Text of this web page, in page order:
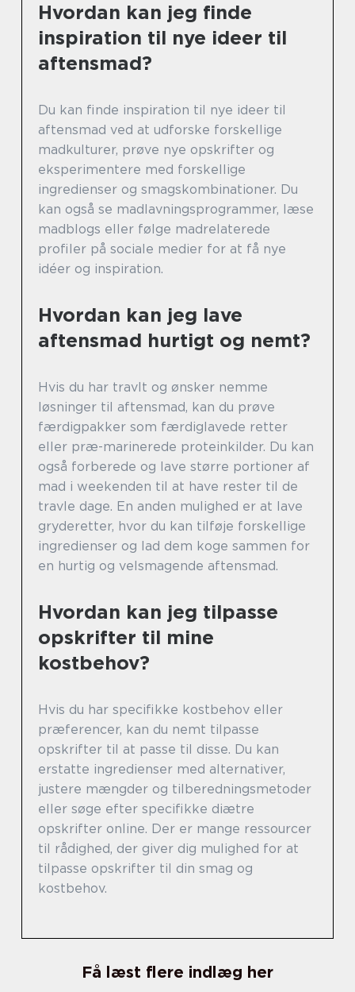
Hvordan kan jeg finde
inspiration til nye ideer til
aftensmad?
Du kan finde inspiration til nye ideer til
aftensmad ved at udforske forskellige
madkulturer, prøve nye opskrifter og
eksperimentere med forskellige
ingredienser og smagskombinationer. Du
kan også se madlavningsprogrammer, læse
madblogs eller følge madrelaterede
profiler på sociale medier for at få nye
idéer og inspiration.
Hvordan kan jeg lave
aftensmad hurtigt og nemt?
Hvis du har travlt og ønsker nemme
løsninger til aftensmad, kan du prøve
færdigpakker som færdiglavede retter
eller præ-marinerede proteinkilder. Du kan
også forberede og lave større portioner af
mad i weekenden til at have rester til de
travle dage. En anden mulighed er at lave
gryderetter, hvor du kan tilføje forskellige
ingredienser og lad dem koge sammen for
en hurtig og velsmagende aftensmad.
Hvordan kan jeg tilpasse
opskrifter til mine
kostbehov?
Hvis du har specifikke kostbehov eller
præferencer, kan du nemt tilpasse
opskrifter til at passe til disse. Du kan
erstatte ingredienser med alternativer,
justere mængder og tilberedningsmetoder
eller søge efter specifikke diætre
opskrifter online. Der er mange ressourcer
til rådighed, der giver dig mulighed for at
tilpasse opskrifter til din smag og
kostbehov.
Få læst flere indlæg her